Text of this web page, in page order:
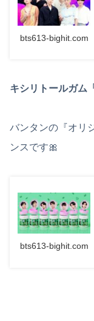
bts613-bighit.com
キシリトールガム
バンタンの『オリ
ンスです🎀
bts613-bighit.com